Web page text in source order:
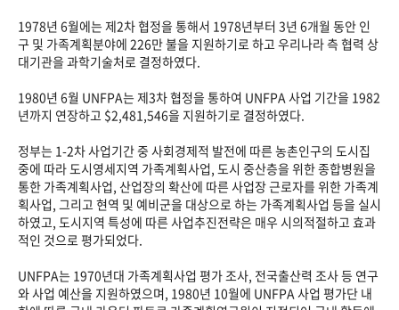
1978년 6월에는 제2차 협정을 통해서 1978년부터 3년 6개월 동안 인
구 및 가족계획분야에 226만 불을 지원하기로 하고 우리나라 측 협력 상
대기관을 과학기술처로 결정하였다.
1980년 6월 UNFPA는 제3차 협정을 통하여 UNFPA 사업 기간을 1982
년까지 연장하고 $2,481,546을 지원하기로 결정하였다.
정부는 1-2차 사업기간 중 사회경제적 발전에 따른 농촌인구의 도시집
중에 따라 도시영세지역 가족계획사업, 도시 중산층을 위한 종합병원을
통한 가족계획사업, 산업장의 확산에 따른 사업장 근로자를 위한 가족계
획사업, 그리고 현역 및 예비군을 대상으로 하는 가족계획사업 등을 실시
하였고, 도시지역 특성에 따른 사업추진전략은 매우 시의적절하고 효과
적인 것으로 평가되었다.
UNFPA는 1970년대 가족계획사업 평가 조사, 전국출산력 조사 등 연구
와 사업 예산을 지원하였으며, 1980년 10월에 UNFPA 사업 평가단 내